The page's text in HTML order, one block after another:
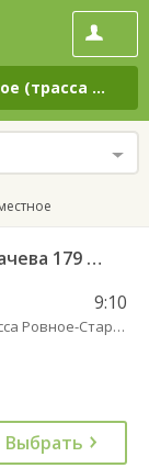
Ровное-Старая Полтавка)
Саратов АВ Центральный ул им Пугачева 179 А — Старая Полтавка
9:10
Степное (трасса Ровное-Старая Полтавка)
Выбрать